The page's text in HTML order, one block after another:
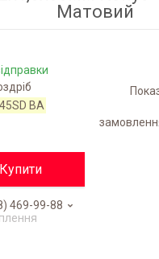
Матовий
BA
Купити
469-99-88